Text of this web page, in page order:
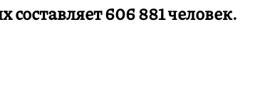
606 881 человек.